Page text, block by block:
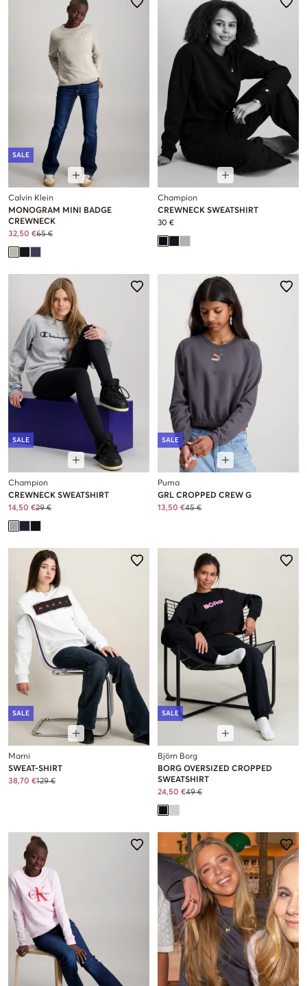
SALE
Calvin Klein
MONOGRAM MINI BADGE
CREWNECK
32,50 €65 €
Champion
CREWNECK SWEATSHIRT
30 €
SALE
Champion
CREWNECK SWEATSHIRT
14,50 €29 €
SALE
Puma
GRL CROPPED CREW G
13,50 €45 €
SALE
Marni
SWEAT-SHIRT
38,70 €129 €
SALE
Björn Borg
BORG OVERSIZED CROPPED
SWEATSHIRT
24,50 €49 €